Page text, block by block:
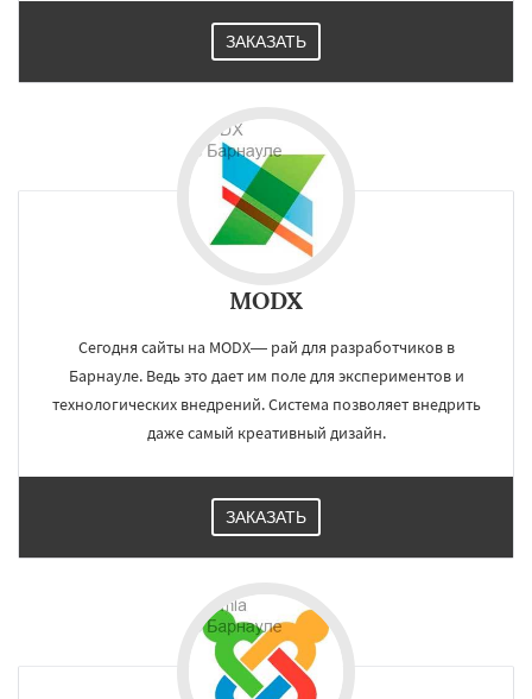
ЗАКАЗАТЬ
MODX
Сегодня сайты на MODX— рай для разработчиков в
Барнауле. Ведь это дает им поле для экспериментов и
технологических внедрений. Система позволяет внедрить
даже самый креативный дизайн.
ЗАКАЗАТЬ